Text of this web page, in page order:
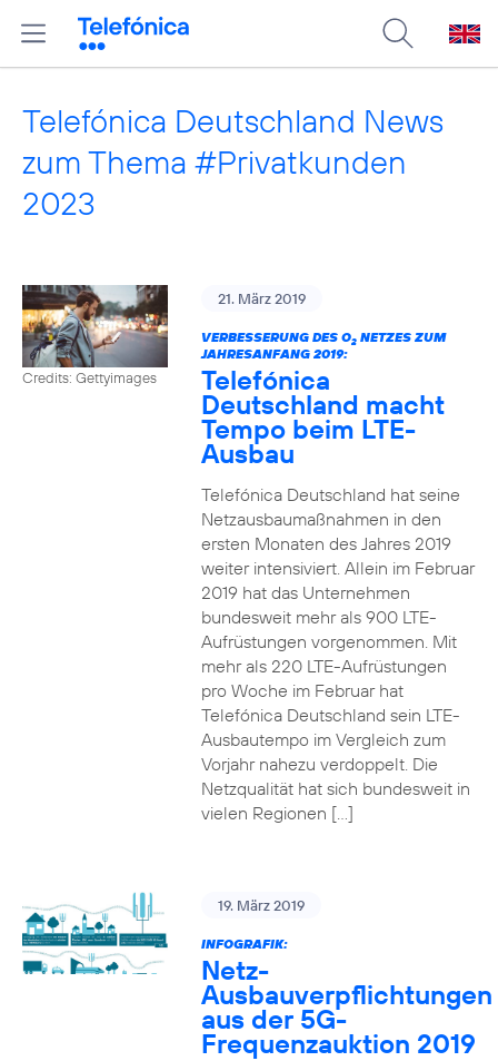
Telefónica Deutschland News
zum Thema #Privatkunden
2023
Credits: Gettyimages
21. März 2019
VERBESSERUNG DES O2NETZES ZUM
JAHRESANFANG 2019:
Telefónica
Deutschland macht
Tempo beim LTE-
Ausbau
Telefónica Deutschland hat seine
Netzausbaumaßnahmen in den
ersten Monaten des Jahres 2019
weiter intensiviert. Allein im Februar
2019 hat das Unternehmen
bundesweit mehr als 900 LTE-
Aufrüstungen vorgenommen. Mit
mehr als 220 LTE-Aufrüstungen
pro Woche im Februar hat
Telefónica Deutschland sein LTE-
Ausbautempo im Vergleich zum
Vorjahr nahezu verdoppelt. Die
Netzqualität hat sich bundesweit in
vielen Regionen […]
19. März 2019
INFOGRAFIK:
Netz-
Ausbauverpflichtungen
aus der 5G-
Frequenzauktion 2019